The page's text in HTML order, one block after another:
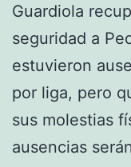
Guardiola
seguridad a
estuvieron
por liga, pero
sus molestias
ausencias